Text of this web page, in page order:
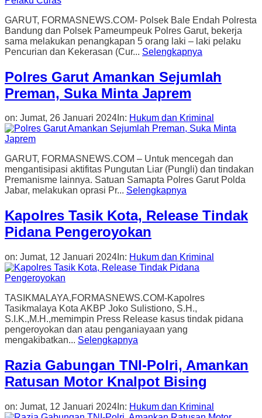
GARUT, FORMASNEWS.COM- Polsek Bale Endah Polresta
Bandung dan Polsek Pameumpeuk Polres Garut, bekerja
sama melakukan penangkapan 5 orang laki – laki pelaku
Pencurian dan Kekerasan (Cur... Selengkapnya
Polres Garut Amankan Sejumlah
Preman, Suka Minta Japrem
on: Jumat, 26 Januari 2024 In: Hukum dan Kriminal
GARUT, FORMASNEWS.COM – Untuk mencegah dan
mengantisipasi aktifitas Pungutan Liar (Pungli) dan tindakan
Premanisme lainnya. Satuan Samapta Polres Garut Polda
Jabar, melakukan oprasi Pr... Selengkapnya
Kapolres Tasik Kota, Release Tindak
Pidana Pengeroyokan
on: Jumat, 12 Januari 2024 In: Hukum dan Kriminal
TASIKMALAYA,FORMASNEWS.COM-Kapolres
Tasikmalaya Kota AKBP Joko Sulistiono, S.H.,
S.I.K.,M.H.,memimpin Press Release kasus tindak pidana
pengeroyokan dan atau penganiayaan yang
mengakibatkan... Selengkapnya
Razia Gabungan TNI-Polri, Amankan
Ratusan Motor Knalpot Bising
on: Jumat, 12 Januari 2024 In: Hukum dan Kriminal